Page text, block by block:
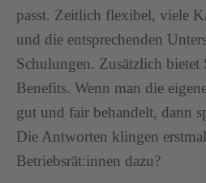
passt. Zeitlich flexibel, viele
und die entsprechenden
Schulungen. Zusätzlich bietet
Benefits. Wenn man die
gut und fair behandelt, dann
Die Antworten klingen
Betriebsrät:innen dazu?